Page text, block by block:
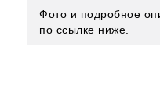
Фото и подробное
по ссылке ниже.